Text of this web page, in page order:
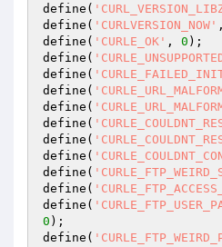
define(
define( 'CURLVERSION_NOW'
define( 'CURLE_OK' , 0 );
define(
define(
define(
define(
define(
define(
define(
define(
define(
define(
0 );
define(